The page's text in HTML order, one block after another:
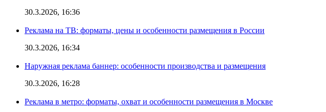
30.3.2026, 16:36
Реклама на ТВ: форматы, цены и особенности размещения в России
30.3.2026, 16:34
Наружная реклама баннер: особенности производства и размещения
30.3.2026, 16:28
Реклама в метро: форматы, охват и особенности размещения в Москве